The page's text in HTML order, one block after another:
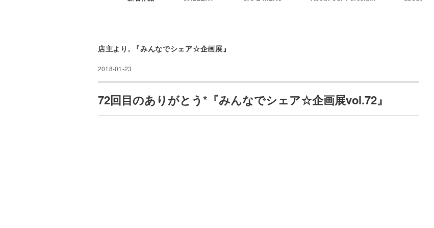
店主より , 『みんなでシェア☆企画展』
2018-01-23
72回目のありがとう*『みんなでシェア☆企画展vol.72』